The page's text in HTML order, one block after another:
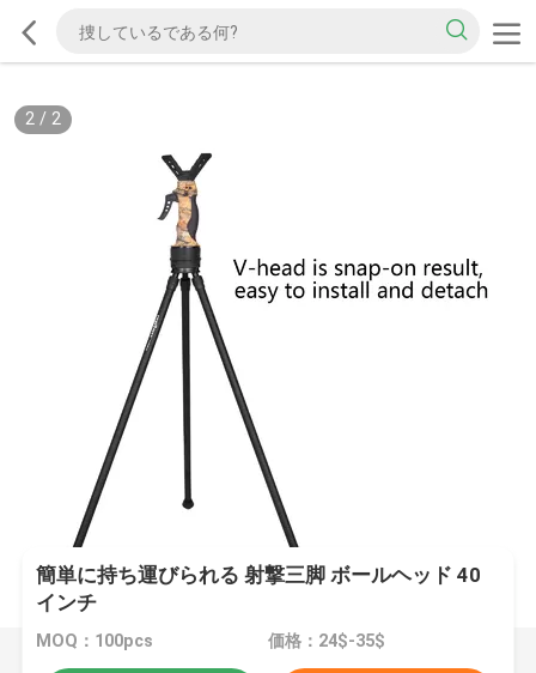
2/ 2
簡単に持ち運びられる 射撃三脚 ボールヘッド 40
インチ
MOQ：100pcs 価格：24$-35$